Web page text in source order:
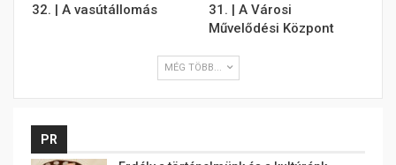
32. | A vasútállomás
31. | A Városi
Művelődési Központ
MÉG TÖBB...
PR